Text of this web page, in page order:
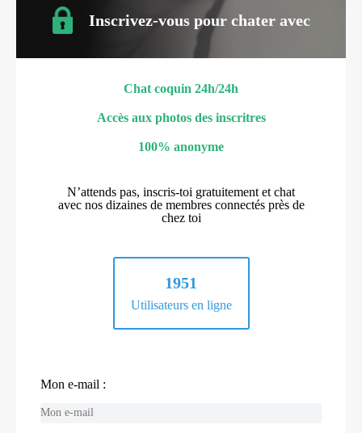
Inscrivez-vous pour chater avec
Chat coquin 24h/24h
Accès aux photos des inscritres
100% anonyme
N’attends pas, inscris-toi gratuitement et chat
avec nos dizaines de membres connectés près de
chez toi
1951
Utilisateurs en ligne
Mon e-mail :